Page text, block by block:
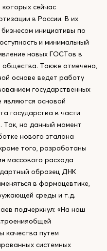
которых сейчас
в России. В их
инициативы по
и минимальный
новых ГОСТов в
общества. Также отмечено,
основе ведет работу
государственных
являются основой
государства в части
Так, на данный момент
нового эталона
того, разработаны
массового расхода
образец ДНК
в фармацевтике,
среды и т.д.
подчеркнул: «На наш
качества путем
системных